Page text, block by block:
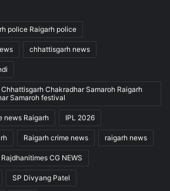
police Raigarh police
chhattisgarh news
Chakradhar Samaroh Raigarh
Samaroh festival
news Raigarh IPL 2026
Raigarh crime news raigarh news
Rajdhanitimes CG NEWS
SP Divyang Patel